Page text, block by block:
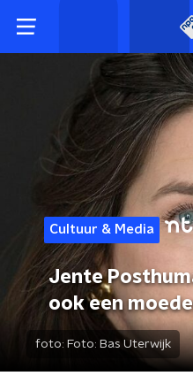
Cultuur & Media
Jente
ook een
foto: Foto: Bas Uterwijk